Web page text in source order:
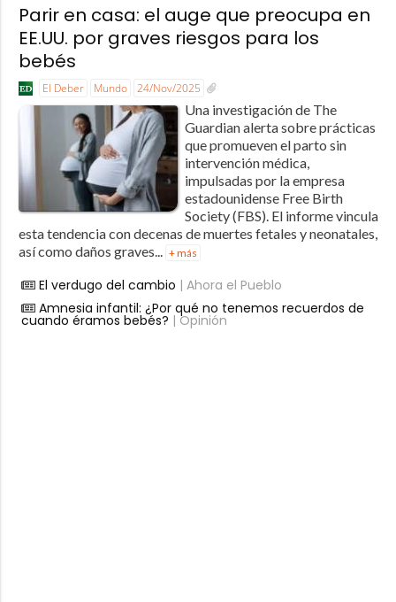
Parir en casa: el auge que preocupa en
EE.UU. por graves riesgos para los
bebés
El Deber Mundo 24/Nov/2025
Una investigación de The
Guardian alerta sobre prácticas
que promueven el parto sin
intervención médica,
impulsadas por la empresa
estadounidense Free Birth
Society (FBS). El informe vincula
esta tendencia con decenas de muertes fetales y neonatales,
así como daños graves... + más
El verdugo del cambio | Ahora el Pueblo
Amnesia infantil: ¿Por qué no tenemos recuerdos de
cuando éramos bebés? | Opinión